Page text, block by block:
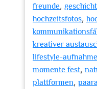
freunde,
hochzeitsfotos,
kreativer
lifestyle-
momente fest,
plattformen,